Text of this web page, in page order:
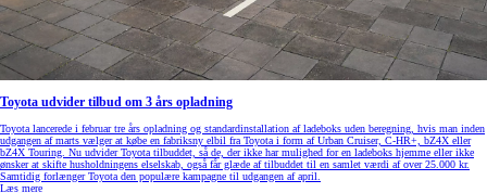
Toyota udvider tilbud om 3 års opladning
Toyota lancerede i februar tre års opladning og standardinstallation af ladeboks uden beregning, hvis man inden
udgangen af marts vælger at købe en fabriksny elbil fra Toyota i form af Urban Cruiser, C-HR+, bZ4X eller
bZ4X Touring. Nu udvider Toyota tilbuddet, så de, der ikke har mulighed for en ladeboks hjemme eller ikke
ønsker at skifte husholdningens elselskab, også får glæde af tilbuddet til en samlet værdi af over 25.000 kr.
Samtidig forlænger Toyota den populære kampagne til udgangen af april.
Læs mere